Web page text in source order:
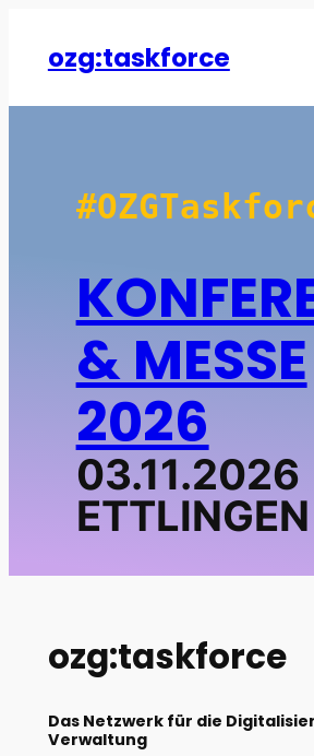
Inhalt
springen
ozg:taskforce
& MESSE
2026
03.11.2026
ETTLINGEN
ozg:taskforce
Das Netzwerk für die
Verwaltung